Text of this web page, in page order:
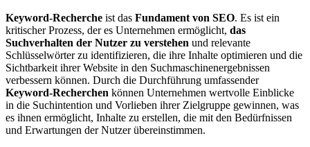
Keyword-Recherche ist das Fundament von SEO. Es ist ein
kritischer Prozess, der es Unternehmen ermöglicht, das
Suchverhalten der Nutzer zu verstehen und relevante
Schlüsselwörter zu identifizieren, die ihre Inhalte optimieren und die
Sichtbarkeit ihrer Website in den Suchmaschinenergebnissen
verbessern können. Durch die Durchführung umfassender
Keyword-Recherchen können Unternehmen wertvolle Einblicke
in die Suchintention und Vorlieben ihrer Zielgruppe gewinnen, was
es ihnen ermöglicht, Inhalte zu erstellen, die mit den Bedürfnissen
und Erwartungen der Nutzer übereinstimmen.